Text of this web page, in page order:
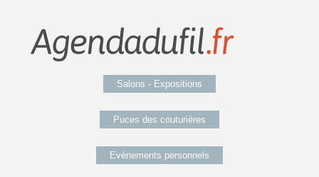
Salons - Expositions
Puces des couturières
Evénements personnels